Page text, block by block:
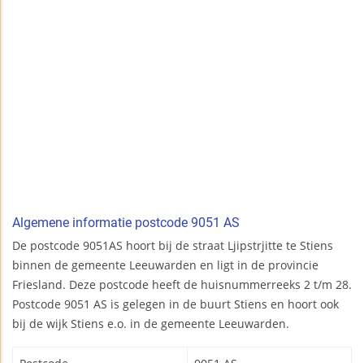
Algemene informatie postcode 9051 AS
De postcode 9051AS hoort bij de straat Ljipstrjitte te Stiens
binnen de gemeente Leeuwarden en ligt in de provincie
Friesland. Deze postcode heeft de huisnummerreeks 2 t/m 28.
Postcode 9051 AS is gelegen in de buurt Stiens en hoort ook
bij de wijk Stiens e.o. in de gemeente Leeuwarden.